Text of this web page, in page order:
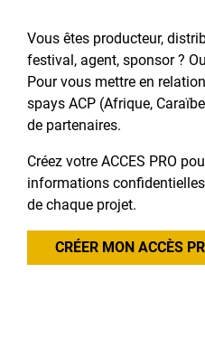
Vous êtes producteur,
festival, agent, sponsor ?
Pour vous mettre en
spays ACP (Afrique,
de partenaires.
Créez votre ACCES PRO
informations
de chaque projet.
CRÉER MON ACCÈS